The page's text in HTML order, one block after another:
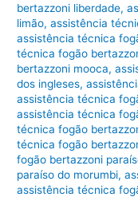
bertazzoni liberdade,
limão,assistência
assistência técnica
técnica fogão
bertazzoni mooca,
dos ingleses,
assistência técnica
assistência técnica
técnica fogão
técnica fogão
fogão bertazzoni
paraíso do morumbi,
assistência técnica